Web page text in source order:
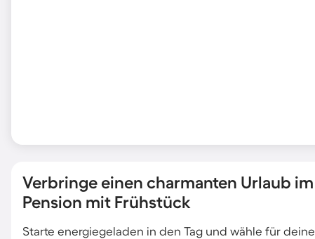
Verbringe einen charmanten Urlaub
Pension mit Frühstück
Starte energiegeladen in den Tag und wähle für